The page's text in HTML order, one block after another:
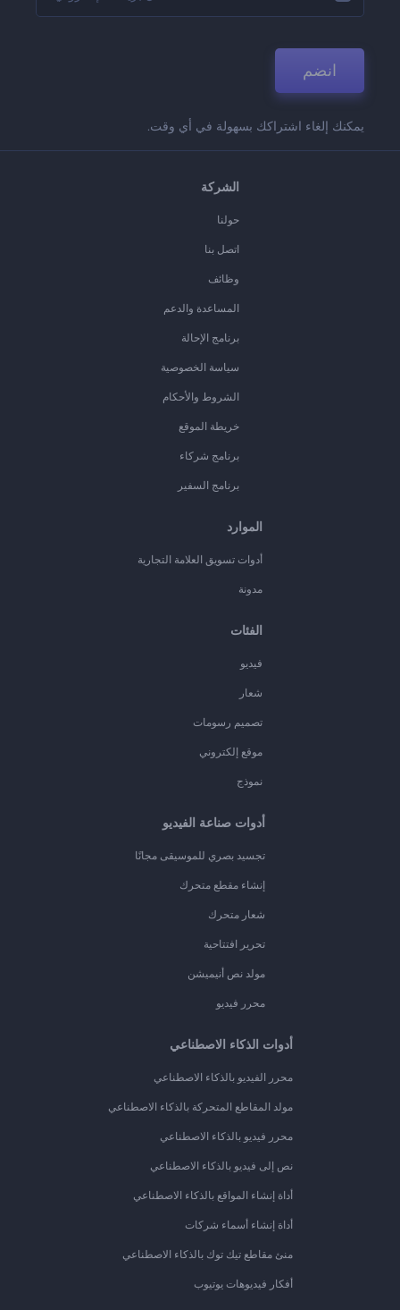
انضم
يمكنك إلغاء اشتراكك بسهولة في أي وقت.
الشركة
حولنا
اتصل بنا
وظائف
المساعدة والدعم
برنامج الإحالة
سياسة الخصوصية
الشروط والأحكام
خريطة الموقع
برنامج شركاء
برنامج السفير
الموارد
أدوات تسويق العلامة التجارية
مدونة
الفئات
فيديو
شعار
تصميم رسومات
موقع إلكتروني
نموذج
أدوات صناعة الفيديو
تجسيد بصري للموسيقى مجانًا
إنشاء مقطع متحرك
شعار متحرك
تحرير افتتاحية
مولد نص أنيميشن
محرر فيديو
أدوات الذكاء الاصطناعي
محرر الفيديو بالذكاء الاصطناعي
مولد المقاطع المتحركة بالذكاء الاصطناعي
محرر فيديو بالذكاء الاصطناعي
نص إلى فيديو بالذكاء الاصطناعي
أداة إنشاء المواقع بالذكاء الاصطناعي
أداة إنشاء أسماء شركات
منئ مقاطع تيك توك بالذكاء الاصطناعي
أفكار فيديوهات يوتيوب